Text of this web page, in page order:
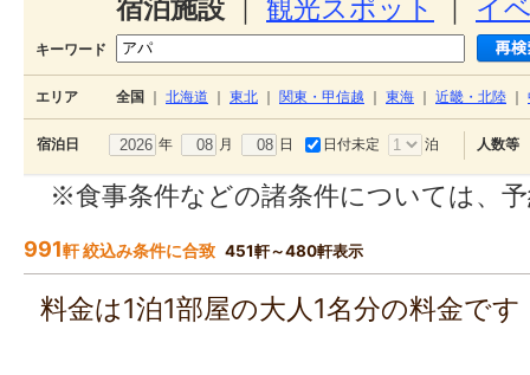
宿泊施設 観光スポット イ
キーワード
エリア 全国 北海道 東北 関東・甲信越 東海 近畿・北陸
宿泊日 年 月 日 日付未定 泊 人数等
※食事条件などの諸条件については、
991軒 絞込み条件に合致 451軒～480軒表示
料金は1泊1部屋の大人1名分の料金で